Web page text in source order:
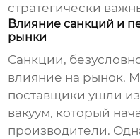
стратегически
Влияние санкций и
рынки
Санкции,
влияние на рынок.
поставщики ушли
вакуум, который
производители.